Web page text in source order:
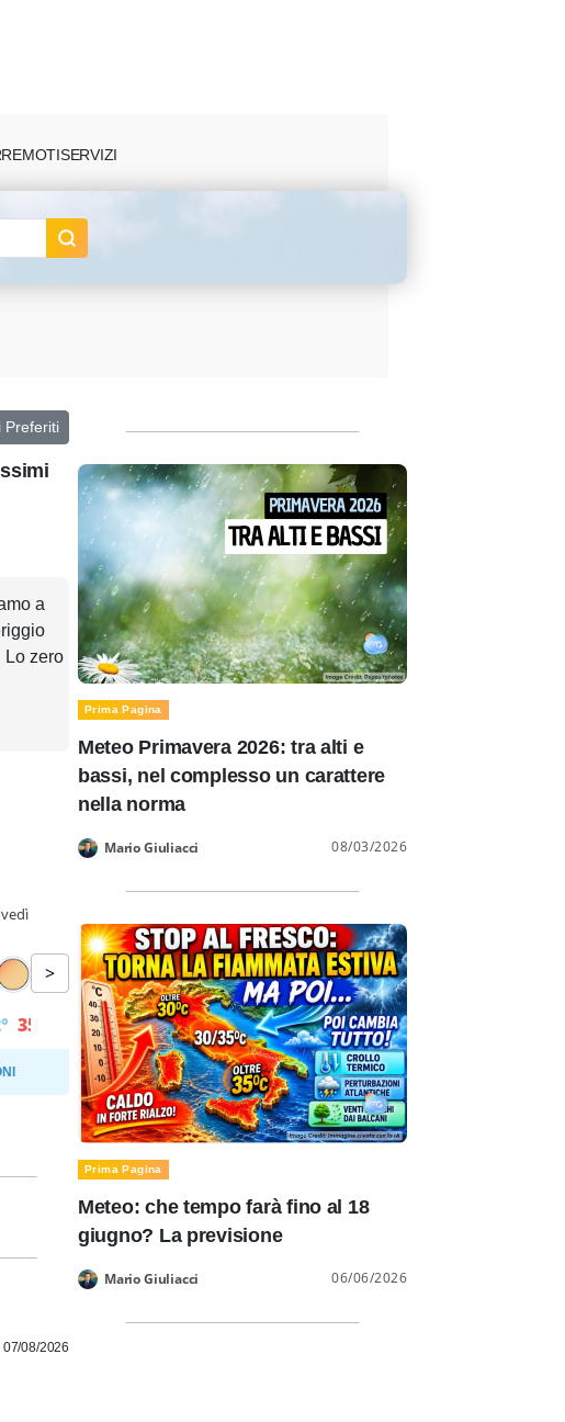
SERVIZI
Preferiti
a
Lo zero
13
35°
>
08/2026
Prima Pagina
Meteo Primavera 2026: tra alti e
bassi, nel complesso un carattere
nella norma
Mario Giuliacci 08/03/2026
Prima Pagina
Meteo: che tempo farà fino al 18
giugno? La previsione
Mario Giuliacci 06/06/2026